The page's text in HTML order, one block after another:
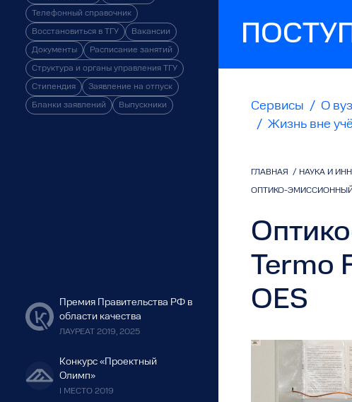
Телефонный справочник
Восстановиться в ТГУ Вакансии
Документы Расписание занятий
Структура и органы управления ТГУ
Стипендия Заявление на отпуск
Бланки заявлений Выпускники
Премия Правительства РФ в
области качества
ЛАУРЕАТ 2019, 2025
Конкурс «Проектный
Олимп»
I МЕСТО 2019
Сервисы / О
/ Жизнь вне
ГЛАВНАЯ / НАУКА И
ОПТИКО-ЭМИССИОННЫЙ
Termo
OES